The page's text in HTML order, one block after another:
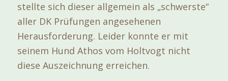
stellte sich dieser allgemein als „schwerste“
aller DK Prüfungen angesehenen
Herausforderung. Leider konnte er mit
seinem Hund Athos vom Holtvogt nicht
diese Auszeichnung erreichen.